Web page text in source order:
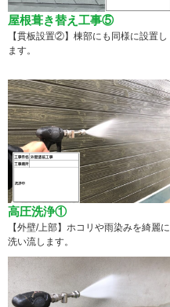
屋根葺き替え工事⑤
【貫板設置②】棟部にも同様に設置し
ます。
高圧洗浄①
【外壁/上部】ホコリや雨染みを綺麗に
洗い流します。